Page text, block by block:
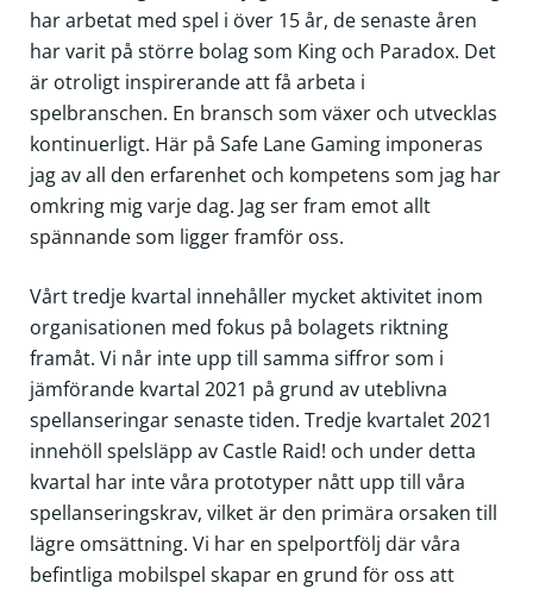
har arbetat med spel i över 15 år, de senaste åren
har varit på större bolag som King och Paradox. Det
är otroligt inspirerande att få arbeta i
spelbranschen. En bransch som växer och utvecklas
kontinuerligt. Här på Safe Lane Gaming imponeras
jag av all den erfarenhet och kompetens som jag har
omkring mig varje dag. Jag ser fram emot allt
spännande som ligger framför oss.
Vårt tredje kvartal innehåller mycket aktivitet inom
organisationen med fokus på bolagets riktning
framåt. Vi når inte upp till samma siffror som i
jämförande kvartal 2021 på grund av uteblivna
spellanseringar senaste tiden. Tredje kvartalet 2021
innehöll spelsläpp av Castle Raid! och under detta
kvartal har inte våra prototyper nått upp till våra
spellanseringskrav, vilket är den primära orsaken till
lägre omsättning. Vi har en spelportfölj där våra
befintliga mobilspel skapar en grund för oss att